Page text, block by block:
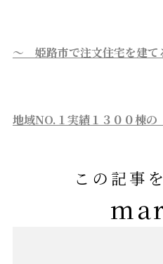
～ 姫路市で注文住宅を建て
地域NO.１実績１３００棟
この記事